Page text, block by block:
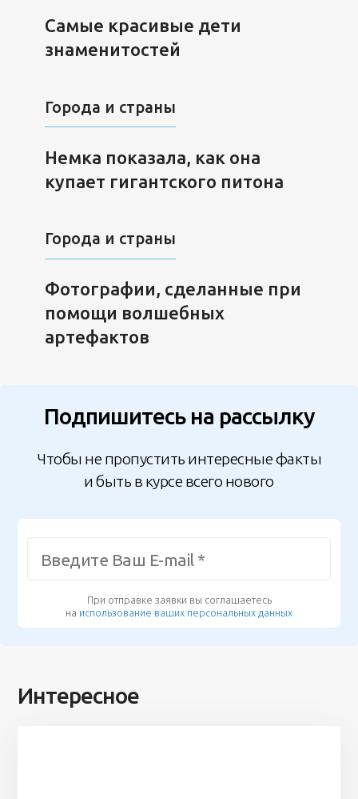
Самые красивые дети
знаменитостей
Города и страны
Немка показала, как она
купает гигантского питона
Города и страны
Фотографии, сделанные при
помощи волшебных
артефактов
Подпишитесь на рассылку
Чтобы не пропустить интересные факты
и быть в курсе всего нового
При отправке заявки вы соглашаетесь
на использование ваших персональных данных
Интересное